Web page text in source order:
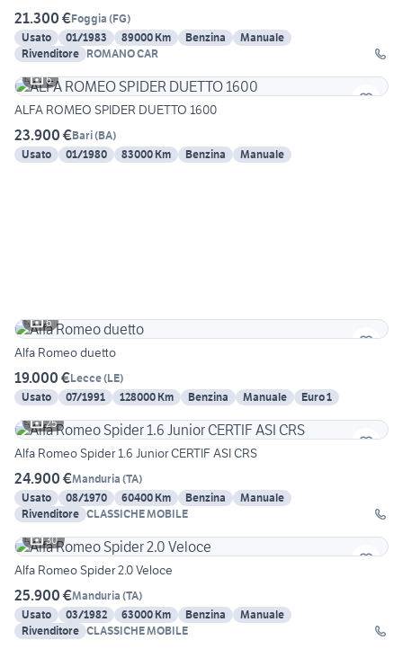
21.300 €Foggia (FG)
Usato
01/1983 89000 Km Benzina
Manuale
Rivenditore ROMANO CAR
6
ALFA ROMEO SPIDER DUETTO 1600
23.900 €Bari(BA)
Usato
01/1980 83000 Km Benzina Manuale
6
Alfa Romeo duetto
19.000 €Lecce(LE)
Usato
07/1991 128000 Km Benzina Manuale
Euro 1
25
Alfa Romeo Spider 1.6 Junior CERTIF ASI CRS
24.900 €Manduria (TA)
Usato
08/1970 60400 Km Benzina
Manuale
Rivenditore CLASSICHE MOBILE
30
Alfa Romeo Spider 2.0 Veloce
25.900 €Manduria (TA)
Usato
03/1982 63000 Km Benzina
Manuale
Rivenditore CLASSICHE MOBILE